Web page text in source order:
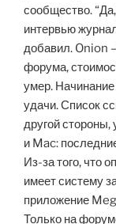
сообщество.
интервью
добавил. Onion
форума,
умер.
удачи. Список
другой стороны,
и Mac:
Из-за того, что
имеет систему
приложение
Только на